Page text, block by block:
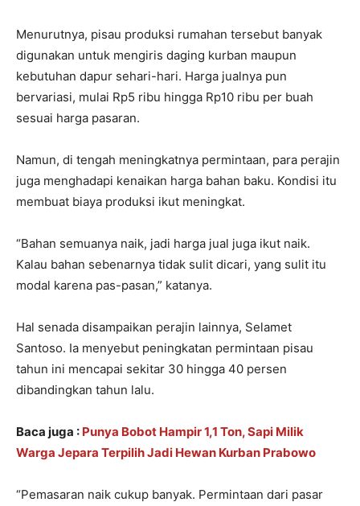
Menurutnya, pisau produksi rumahan tersebut banyak
digunakan untuk mengiris daging kurban maupun
kebutuhan dapur sehari-hari. Harga jualnya pun
bervariasi, mulai Rp5 ribu hingga Rp10 ribu per buah
sesuai harga pasaran.
Namun, di tengah meningkatnya permintaan, para perajin
juga menghadapi kenaikan harga bahan baku. Kondisi itu
membuat biaya produksi ikut meningkat.
“Bahan semuanya naik, jadi harga jual juga ikut naik.
Kalau bahan sebenarnya tidak sulit dicari, yang sulit itu
modal karena pas-pasan,” katanya.
Hal senada disampaikan perajin lainnya, Selamet
Santoso. Ia menyebut peningkatan permintaan pisau
tahun ini mencapai sekitar 30 hingga 40 persen
dibandingkan tahun lalu.
Baca juga : Punya Bobot Hampir 1,1 Ton, Sapi Milik
Warga Jepara Terpilih Jadi Hewan Kurban Prabowo
“Pemasaran naik cukup banyak. Permintaan dari pasar